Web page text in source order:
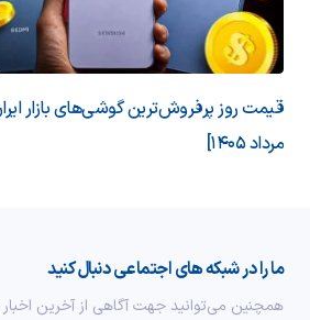
مرداد 1405]
ما را در شبکه های اجتماعی دنبال کنید
همچنین می‌توانید جهت آگاهی از آخرین اخبار